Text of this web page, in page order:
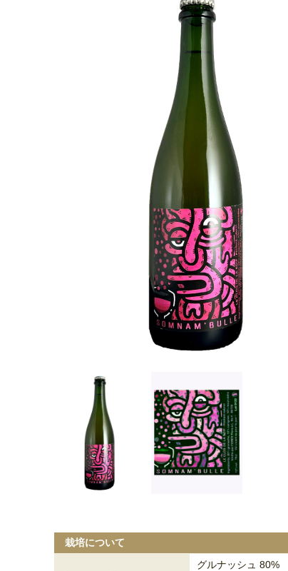
栽培について
グルナッシュ 80%